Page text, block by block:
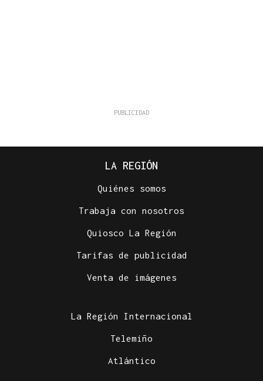
LA REGIÓN
Quiénes somos
Trabaja con nosotros
Quiosco La Región
Tarifas de publicidad
Venta de imágenes
La Región Internacional
Telemiño
Atlántico